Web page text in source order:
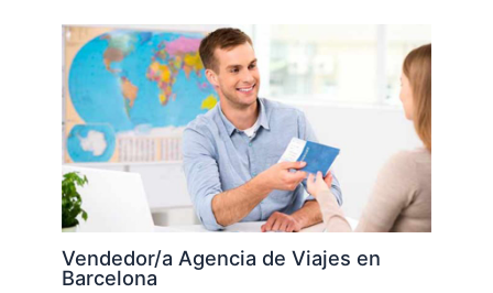
Vendedor/a Agencia de Viajes en
Barcelona